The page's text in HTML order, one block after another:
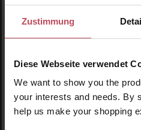
Zustimmung
Diese Webseite verwendet
We want to show you the
your interests and needs. By
help us make your shopping
Produktgalerie überspringen
Ähnliche Produkte